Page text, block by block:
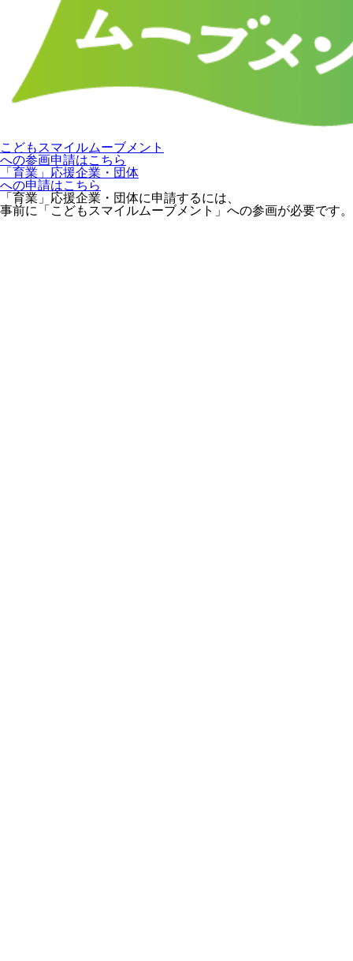
こどもスマイルムーブメント
への参画申請はこちら
「育業」応援企業・団体
への申請はこちら
「育業」応援企業・団体に申請するには、
事前に「こどもスマイルムーブメント」への参画が必要です。